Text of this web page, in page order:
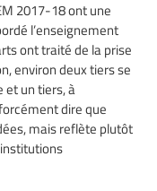
2017-18 ont une
l’enseignement
ont traité de la prise
environ deux tiers se
et un tiers, à
dire que
mais reflète plutôt